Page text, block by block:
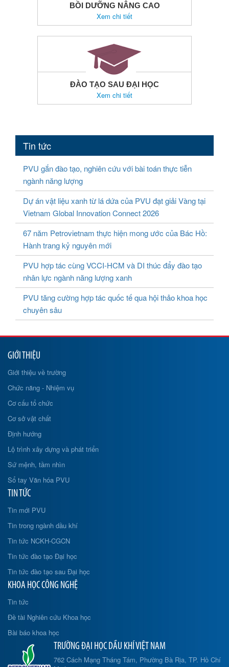
BỒI DƯỠNG NÂNG CAO
Xem chi tiết
ĐÀO TẠO SAU ĐẠI HỌC
Xem chi tiết
Tin tức
PVU gắn đào tạo, nghiên cứu với bài toán thực tiễn
ngành năng lượng
Dự án vật liệu xanh từ lá dứa của PVU đạt giải Vàng tại
Vietnam Global Innovation Connect 2026
67 năm Petrovietnam thực hiện mong ước của Bác Hồ:
Hành trang kỷ nguyên mới
PVU hợp tác cùng VCCI-HCM và DI thúc đẩy đào tạo
nhân lực ngành năng lượng xanh
PVU tăng cường hợp tác quốc tế qua hội thảo khoa học
chuyên sâu
GIỚI THIỆU
Giới thiệu về trường
Chức năng - Nhiệm vụ
Cơ cấu tổ chức
Cơ sở vật chất
Định hướng
Lộ trình xây dựng và phát triển
Sứ mệnh, tầm nhìn
Sổ tay Văn hóa PVU
TIN TỨC
Tin mới PVU
Tin trong ngành dầu khí
Tin tức NCKH-CGCN
Tin tức đào tạo Đại học
Tin tức đào tạo sau Đại học
KHOA HỌC CÔNG NGHỆ
Tin tức
Đề tài Nghiên cứu Khoa học
Bài báo khoa học
TRƯỜNG ĐẠI HỌC DẦU KHÍ VIỆT NAM
762 Cách Mạng Tháng Tám, Phường Bà Rịa, TP. Hồ Chí